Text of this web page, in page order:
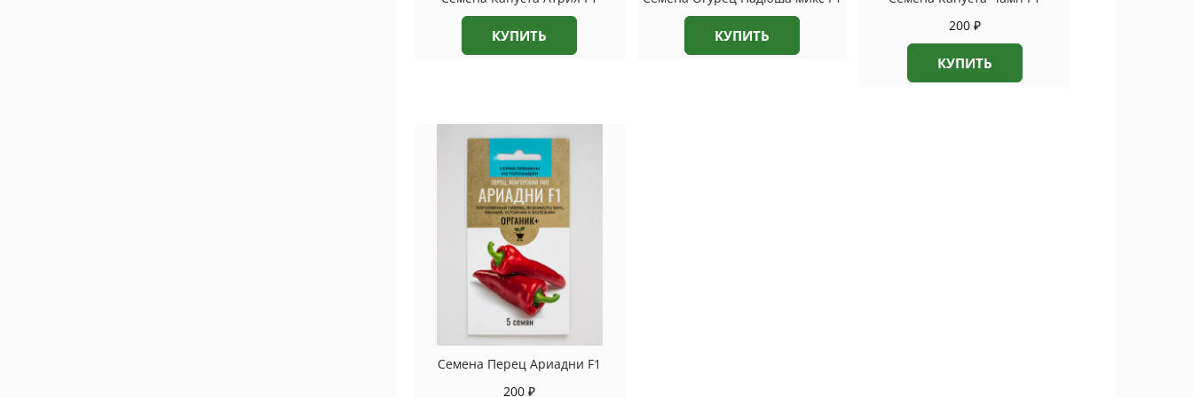
КУПИТЬ КУПИТЬ
200 ₽
КУПИТЬ
Семена Перец Ариадни F1
200₽